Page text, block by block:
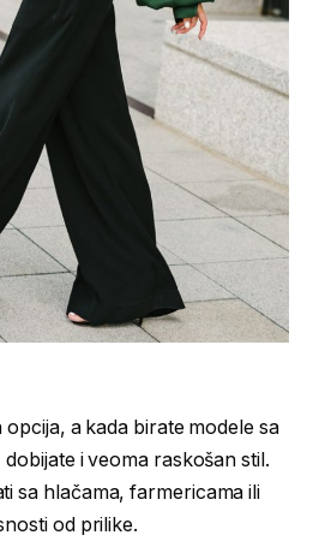
a kada birate modele sa
i veoma raskošan stil.
sa hlačama, farmericama ili
od prilike.